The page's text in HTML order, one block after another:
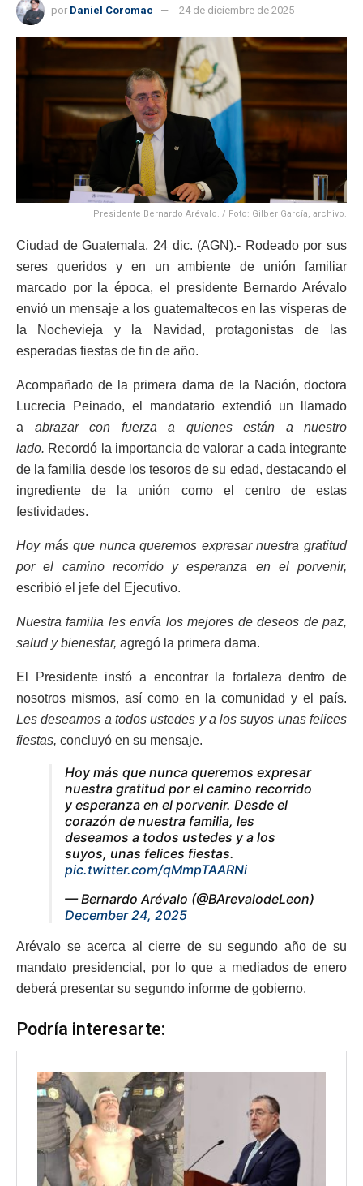
por Daniel Coromac 24 de diciembre de 2025
Presidente Bernardo Arévalo. / Foto: Gilber García, archivo.
Ciudad de Guatemala, 24 dic. (AGN).- Rodeado por sus
seres queridos y en un ambiente de unión familiar
marcado por la época, el presidente Bernardo Arévalo
envió un mensaje a los guatemaltecos en las vísperas de
la Nochevieja y la Navidad, protagonistas de las
esperadas fiestas de fin de año.
Acompañado de la primera dama de la Nación, doctora
Lucrecia Peinado, el mandatario extendió un llamado
a abrazar con fuerza a quienes están a nuestro
lado. Recordó la importancia de valorar a cada integrante
de la familia desde los tesoros de su edad, destacando el
ingrediente de la unión como el centro de estas
festividades.
Hoy más que nunca queremos expresar nuestra gratitud
por el camino recorrido y esperanza en el porvenir,
escribió el jefe del Ejecutivo.
Nuestra familia les envía los mejores de deseos de paz,
salud y bienestar, agregó la primera dama.
El Presidente instó a encontrar la fortaleza dentro de
nosotros mismos, así como en la comunidad y el país.
Les deseamos a todos ustedes y a los suyos unas felices
fiestas, concluyó en su mensaje.
Hoy más que nunca queremos expresar
nuestra gratitud por el camino recorrido
y esperanza en el porvenir. Desde el
corazón de nuestra familia, les
deseamos a todos ustedes y a los
suyos, unas felices fiestas.
pic.twitter.com/qMmpTAARNi
— Bernardo Arévalo (@BArevalodeLeon)
December 24, 2025
Arévalo se acerca al cierre de su segundo año de su
mandato presidencial, por lo que a mediados de enero
deberá presentar su segundo informe de gobierno.
Podría interesarte: